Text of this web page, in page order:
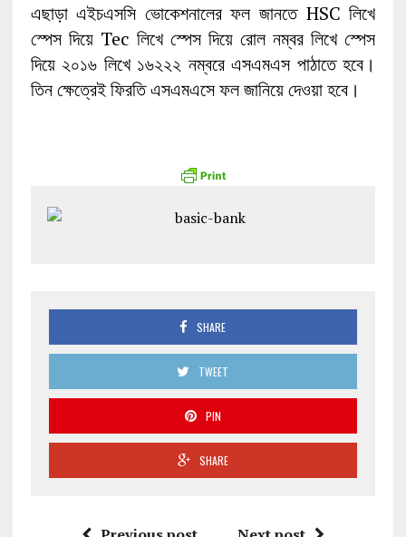
এছাড়া এইচএসসি ভোকেশনালের ফল জানতে HSC লিখে
স্পেস দিয়ে Tec লিখে স্পেস দিয়ে রোল নম্বর লিখে স্পেস
দিয়ে ২০১৬ লিখে ১৬২২২ নম্বরে এসএমএস পাঠাতে হবে।
তিন ক্ষেত্রেই ফিরতি এসএমএসে ফল জানিয়ে দেওয়া হবে।
SHARE
TWEET
PIN
SHARE